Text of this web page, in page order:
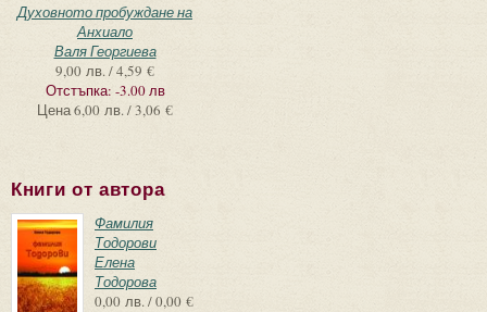
Духовното пробуждане на
Анхиало
Валя Георгиева
9,00 лв. / 4,59 €
Отстъпка: -3.00 лв
Цена6,00 лв. / 3,06 €
Книги от автора
Фамилия
Тодорови
Елена
Тодорова
0,00 лв. / 0,00 €